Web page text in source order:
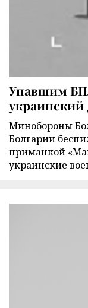
Упавшим
Минобороны
Болгарии
приманкой
украинские